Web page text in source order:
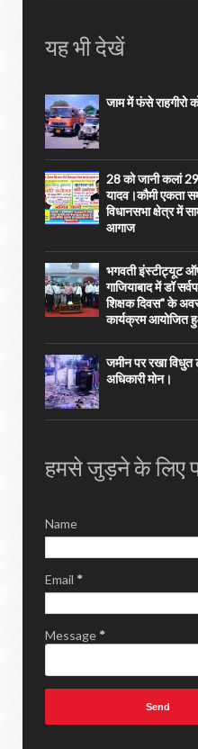
यह भी देखें
जाम में फंसे राहगीरो
28 को जानी कलां 29
यादव।कौमी एकता
विधानसभा क्षेत्र में
आगाज
भगवती इंस्टीट्यूट
गाजियाबाद में डॉ
शिक्षक दिवस" के
कार्यक्रम आयोजित
जमीन पर रखा विधुत
अधिकारी मोन।
हमसे जुड़ने के लिए
Name
Email *
Message *